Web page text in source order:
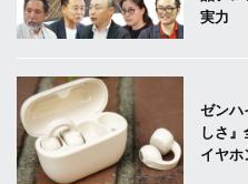
実力
ゼン
しさ
イヤ